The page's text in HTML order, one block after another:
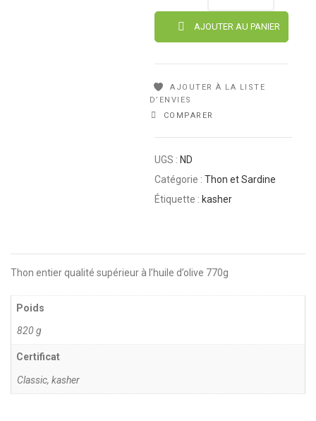
AJOUTER AU PANIER
AJOUTER À LA LISTE
D’ENVIES
COMPARER
UGS : ND
Catégorie : Thon et Sardine
Étiquette : kasher
Thon entier qualité supérieur à l’huile d’olive 770g
Poids
820 g
Certificat
Classic, kasher